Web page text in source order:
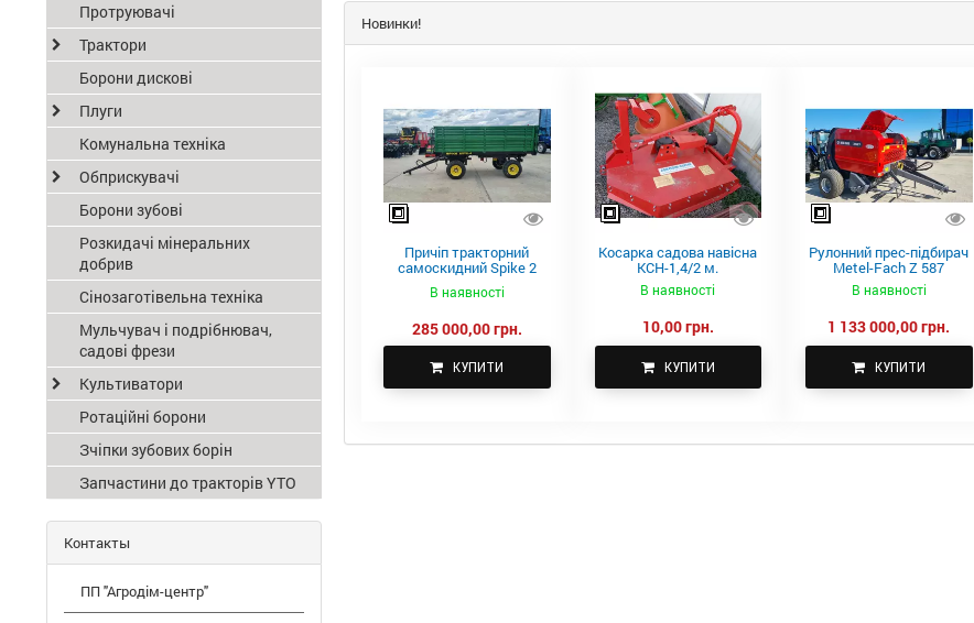
Новинки!
Причіп тракторний
самоскидний Spike 2
В наявності
285 000,00 грн.
КУПИТИ
Косарка садова навісна
КСН-1,4/2 м.
В наявності
10,00 грн.
КУПИТИ
Рулонний прес-підбирач
Metel-Fach Z 587
В наявності
1 133 000,00 грн.
КУПИТИ
Протруювачі
Трактори
Борони дискові
Плуги
Комунальна техніка
Обприскувачі
Борони зубові
Розкидачі мінеральних
добрив
Сінозаготівельна техніка
Мульчувач і подрібнювач,
садові фрези
Культиватори
Ротаційні борони
Зчіпки зубових борін
Запчастини до тракторів YTO
Контакты
ПП "Агродім-центр"